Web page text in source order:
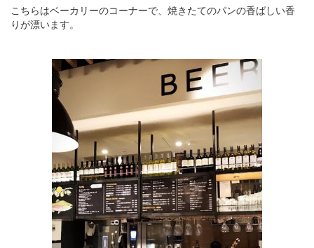
こちらはベーカリーのコーナーで、焼きたてのパンの香ばしい香
りが漂います。